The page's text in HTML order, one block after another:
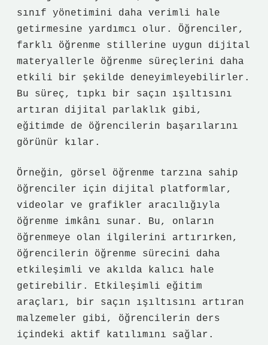
sınıf yönetimini daha verimli hale
getirmesine yardımcı olur. Öğrenciler,
farklı öğrenme stillerine uygun dijital
materyallerle öğrenme süreçlerini daha
etkili bir şekilde deneyimleyebilirler.
Bu süreç, tıpkı bir saçın ışıltısını
artıran dijital parlaklık gibi,
eğitimde de öğrencilerin başarılarını
görünür kılar.
Örneğin, görsel öğrenme tarzına sahip
öğrenciler için dijital platformlar,
videolar ve grafikler aracılığıyla
öğrenme imkânı sunar. Bu, onların
öğrenmeye olan ilgilerini artırırken,
öğrencilerin öğrenme sürecini daha
etkileşimli ve akılda kalıcı hale
getirebilir. Etkileşimli eğitim
araçları, bir saçın ışıltısını artıran
malzemeler gibi, öğrencilerin ders
içindeki aktif katılımını sağlar.